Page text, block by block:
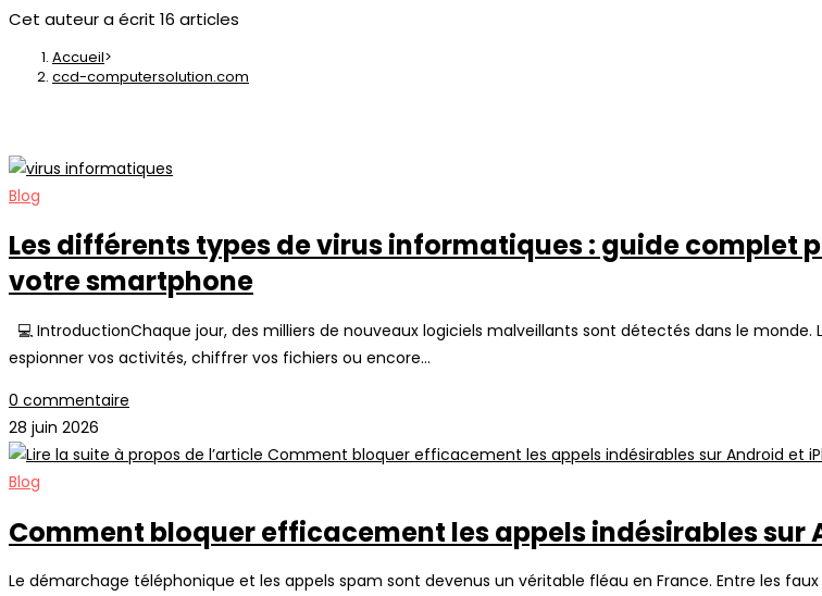
Cet auteur a écrit 16 articles
Accueil>
ccd-computersolution.com
Blog
Les différents types de virus informatiques : guide complet
votre smartphone
💻 IntroductionChaque jour, des milliers de nouveaux logiciels malveillants sont détectés dans le monde.
espionner vos activités, chiffrer vos fichiers ou encore…
0 commentaire
28 juin 2026
Blog
Comment bloquer efficacement les appels indésirables sur
Le démarchage téléphonique et les appels spam sont devenus un véritable fléau en France. Entre les